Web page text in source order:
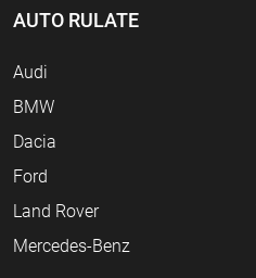
AUTO RULATE
Audi
BMW
Dacia
Ford
Land Rover
Mercedes-Benz